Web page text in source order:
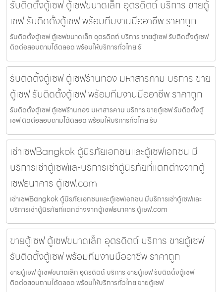
รับติดตั้งตู้เซฟ ตู้เซฟขนาดเล็ก อุตรดิตถ์ บริการ ขายตู้
เซฟ รับติดตั้งตู้เซฟ พร้อมทีมงานมืออาชีพ ราคาถูก
รับติดตั้งตู้เซฟ ตู้เซฟขนาดเล็ก อุตรดิตถ์ บริการ ขายตู้เซฟ รับติดตั้งตู้เซฟ
ติดต่อสอบถามได้ตลอด พร้อมให้บริการทั่วไทย รั
รับติดตั้งตู้เซฟ ตู้เซฟร้านทอง มหาสารคาม บริการ ขาย
ตู้เซฟ รับติดตั้งตู้เซฟ พร้อมทีมงานมืออาชีพ ราคาถูก
รับติดตั้งตู้เซฟ ตู้เซฟร้านทอง มหาสารคาม บริการ ขายตู้เซฟ รับติดตั้งตู้
เซฟ ติดต่อสอบถามได้ตลอด พร้อมให้บริการทั่วไทย รับ
เช่าเซฟBangkok ตู้นิรภัยเอกชนและตู้เซฟเอกชน มี
บริการเช่าตู้เซฟและบริการเช่าตู้นิรภัยที่แตกต่างจากตู้
เซฟธนาคาร ตู้เซฟ.com
เช่าเซฟBangkok ตู้นิรภัยเอกชนและตู้เซฟเอกชน มีบริการเช่าตู้เซฟและ
บริการเช่าตู้นิรภัยที่แตกต่างจากตู้เซฟธนาคาร ตู้เซฟ.com
ขายตู้เซฟ ตู้เซฟขนาดเล็ก อุตรดิตถ์ บริการ ขายตู้เซฟ
รับติดตั้งตู้เซฟ พร้อมทีมงานมืออาชีพ ราคาถูก
ขายตู้เซฟ ตู้เซฟขนาดเล็ก อุตรดิตถ์ บริการ ขายตู้เซฟ รับติดตั้งตู้เซฟ
ติดต่อสอบถามได้ตลอด พร้อมให้บริการทั่วไทย ขายตู้เซฟ